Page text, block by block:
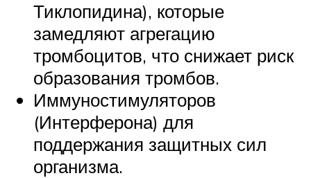
Тиклопидина), которые
замедляют агрегацию
тромбоцитов, что снижает риск
образования тромбов.
Иммуностимуляторов
(Интерферона) для
поддержания защитных сил
организма.